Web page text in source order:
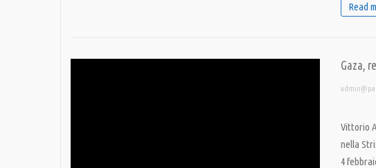
Read
Gaza,
Vittorio
nella
4